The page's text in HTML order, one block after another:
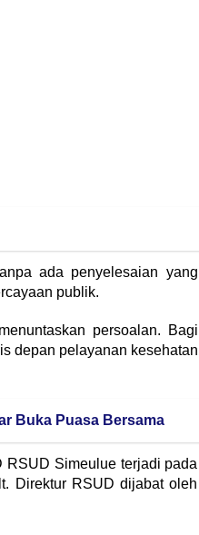
ada penyelesaian yang
publik.
persoalan. Bagi
depan pelayanan kesehatan
Buka Puasa Bersama
RSUD Simeulue terjadi pada
Direktur RSUD dijabat oleh